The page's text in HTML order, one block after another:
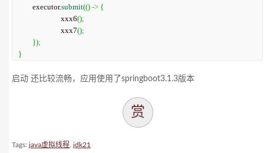
	executor.
submit(() -> {
			xxx6
();
			xxx7
();
});
}
启动 还比较流畅，应用使用了springboot3.1.3版本
赏
Tags: java虚拟线程 jdk21